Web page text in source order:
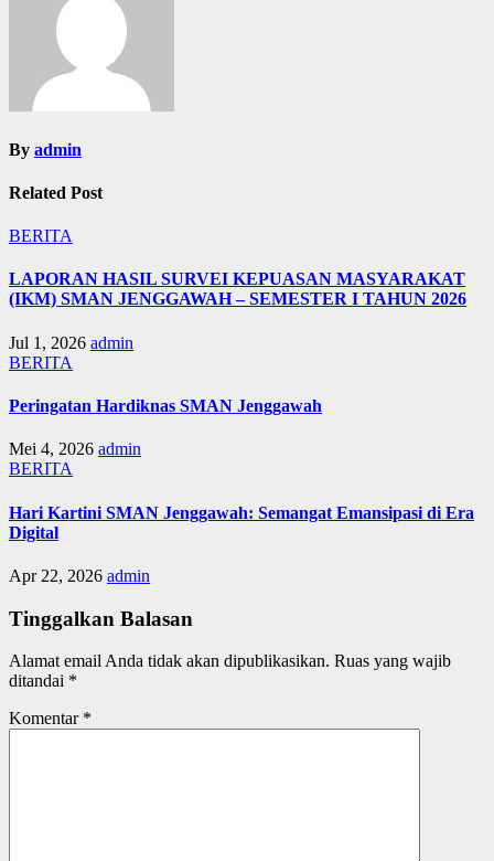
By admin
Related Post
BERITA
LAPORAN HASIL SURVEI KEPUASAN MASYARAKAT
(IKM) SMAN JENGGAWAH – SEMESTER I TAHUN 2026
Jul 1, 2026 admin
BERITA
Peringatan Hardiknas SMAN Jenggawah
Mei 4, 2026 admin
BERITA
Hari Kartini SMAN Jenggawah: Semangat Emansipasi di Era
Digital
Apr 22, 2026 admin
Tinggalkan Balasan
Alamat email Anda tidak akan dipublikasikan. Ruas yang wajib
ditandai *
Komentar *